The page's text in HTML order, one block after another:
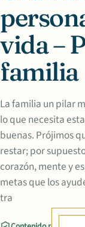
vida –
familia
La familia un pilar
lo que necesita
buenas. Prójimos
restar; por
corazón, mente y
metas que los
tra